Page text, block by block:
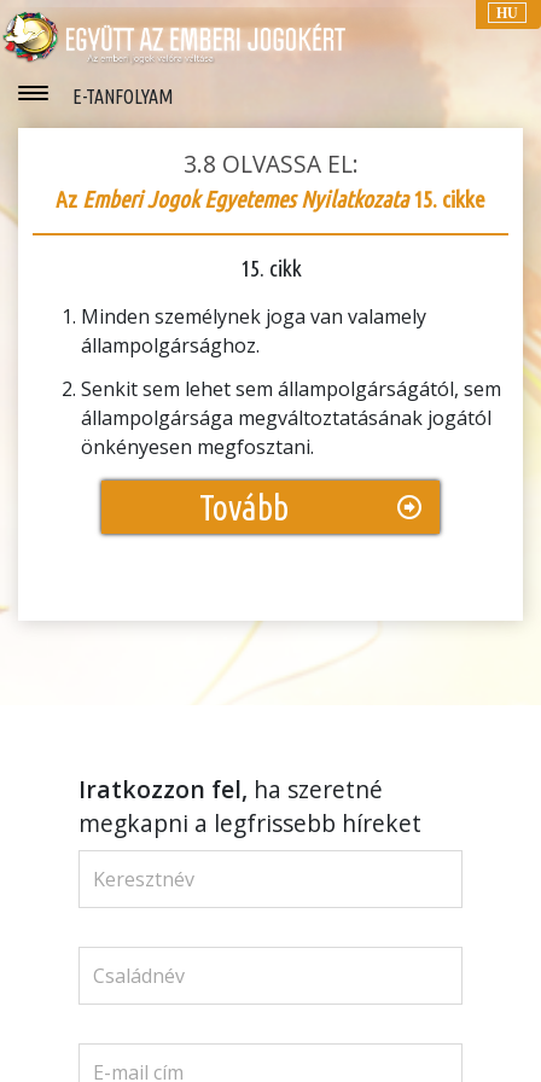
HU
E-TANFOLYAM
3.8 OLVASSA EL:
Az Emberi Jogok Egyetemes Nyilatkozata15. cikke
15. cikk
Minden személynek joga van valamely
állampolgársághoz.
Senkit sem lehet sem állampolgárságától, sem
állampolgársága megváltoztatásának jogától
önkényesen megfosztani.
Tovább
Iratkozzon fel, ha szeretné
megkapni a legfrissebb híreket